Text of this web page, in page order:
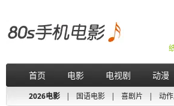
首页 电影 电视剧 动漫
2026电影 | 国语电影 | 喜剧片 | 动